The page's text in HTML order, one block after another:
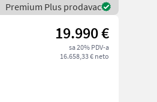
Premium Plus prodavac
19.990 €
sa 20% PDV-a
16.658,33 € neto